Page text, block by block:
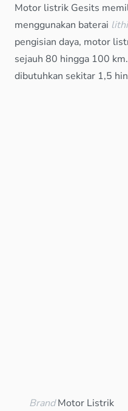
Motor listrik Gesits
menggunakan baterai
pengisian daya, motor
sejauh 80 hingga 100
dibutuhkan sekitar 1,5
BrandMotor Listrik